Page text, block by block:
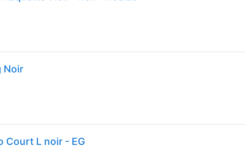
Noir
Court L noir - EG